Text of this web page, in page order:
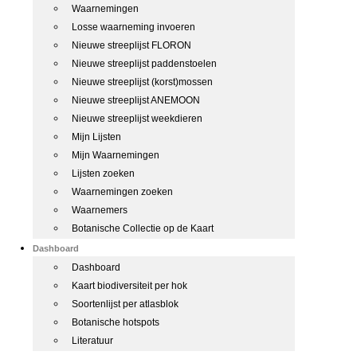
Waarnemingen
Losse waarneming invoeren
Nieuwe streeplijst FLORON
Nieuwe streeplijst paddenstoelen
Nieuwe streeplijst (korst)mossen
Nieuwe streeplijst ANEMOON
Nieuwe streeplijst weekdieren
Mijn Lijsten
Mijn Waarnemingen
Lijsten zoeken
Waarnemingen zoeken
Waarnemers
Botanische Collectie op de Kaart
Dashboard
Dashboard
Kaart biodiversiteit per hok
Soortenlijst per atlasblok
Botanische hotspots
Literatuur